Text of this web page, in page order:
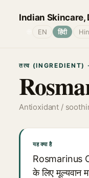
Indian Skincare,
EN हिंदी
तत्व (INGREDIENT)
Antioxidant /
यह क्या है
Rosmarinus
के लिए मूल्यवान